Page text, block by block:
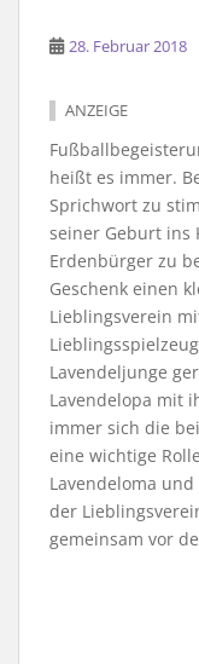
28. Februar 2018
ANZEIGE
heißt es immer.
Sprichwort zu
seiner Geburt ins
Erdenbürger zu
Geschenk einen
Lieblingsverein
Lavendeljunge
Lavendelopa mit
immer sich die
eine wichtige
Lavendeloma
der
gemeinsam vor